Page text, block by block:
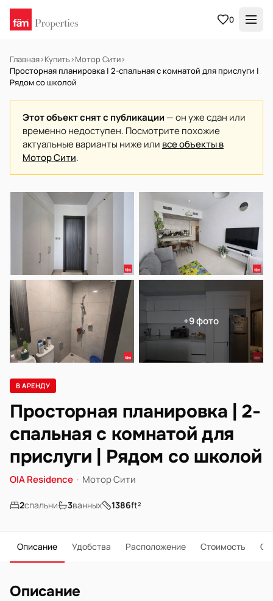
0
Главная›Купить›Мотор Сити›
Просторная планировка | 2-спальная с комнатой для прислуги |
Рядом со школой
Этот объект снят с публикации — он уже сдан или
временно недоступен. Посмотрите похожие
актуальные варианты ниже или все объекты в
Мотор Сити.
В АРЕНДУ Готов к заселению
+9 фото
В АРЕНДУ
Просторная планировка | 2-
спальная с комнатой для
прислуги | Рядом со школой
OIA Residence · Мотор Сити
2спальни 3ванных 1386ft²
Описание Удобства Расположение Стоимость О
Описание